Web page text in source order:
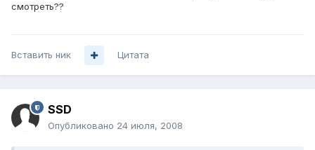
смотреть??
Вставить ник Цитата
SSD
Опубликовано 24 июля, 2008